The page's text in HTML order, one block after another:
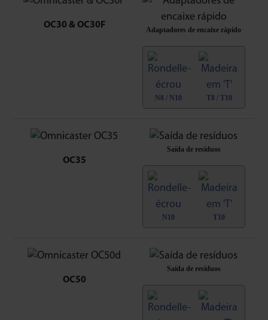
OC30 & OC30F Adaptadores de encaixe rápido
N8 / N10 T8 / T10
OC35
Saída de resíduos
N10 T10
OC50
Saída de resíduos